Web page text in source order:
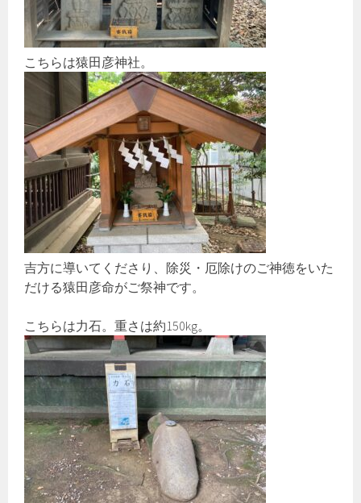
こちらは猿田彦神社。
吉方に導いてくださり、除災・厄除けのご神徳をいた
だける猿田彦命がご祭神です。
こちらは力石。重さは約150kg。